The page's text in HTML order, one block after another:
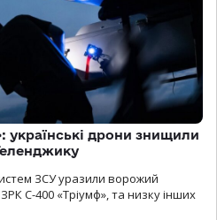
українські дрони знищили
ЗСУ уразили ворожий
С-400 «Тріумф», та низку інших